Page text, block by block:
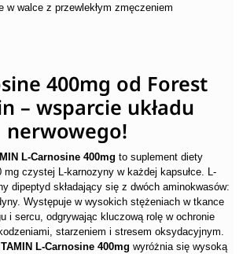
w walce z przewlekłym zmęczeniem
400mg od Forest
– wsparcie układu
nerwowego!
L-Carnosine 400mg to suplement diety
mg czystej L-karnozyny w każdej kapsułce. L-
dipeptyd składający się z dwóch aminokwasów:
Występuje w wysokich stężeniach w tkance
i sercu, odgrywając kluczową rolę w ochronie
starzeniem i stresem oksydacyjnym.
L-Carnosine 400mg wyróżnia się wysoką